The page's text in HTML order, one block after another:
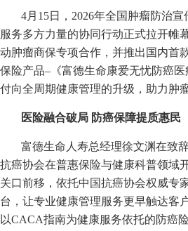
4月15日，2026年全国肿瘤防治
服务多方力量的协同行动正式拉开帷
动肿瘤商保专项合作，并推出国内首
保险产品–《富德生命康爱无忧防癌
付向全周期健康管理的升级，助力肿
医险融合破局 防癌保障提质惠民
富德生命人寿总经理徐文渊在致
抗癌协会在普惠保险与健康科普领域
关口前移，依托中国抗癌协会权威专
台，让专业健康管理服务更早触达客
以CACA指南为健康服务依托的防癌